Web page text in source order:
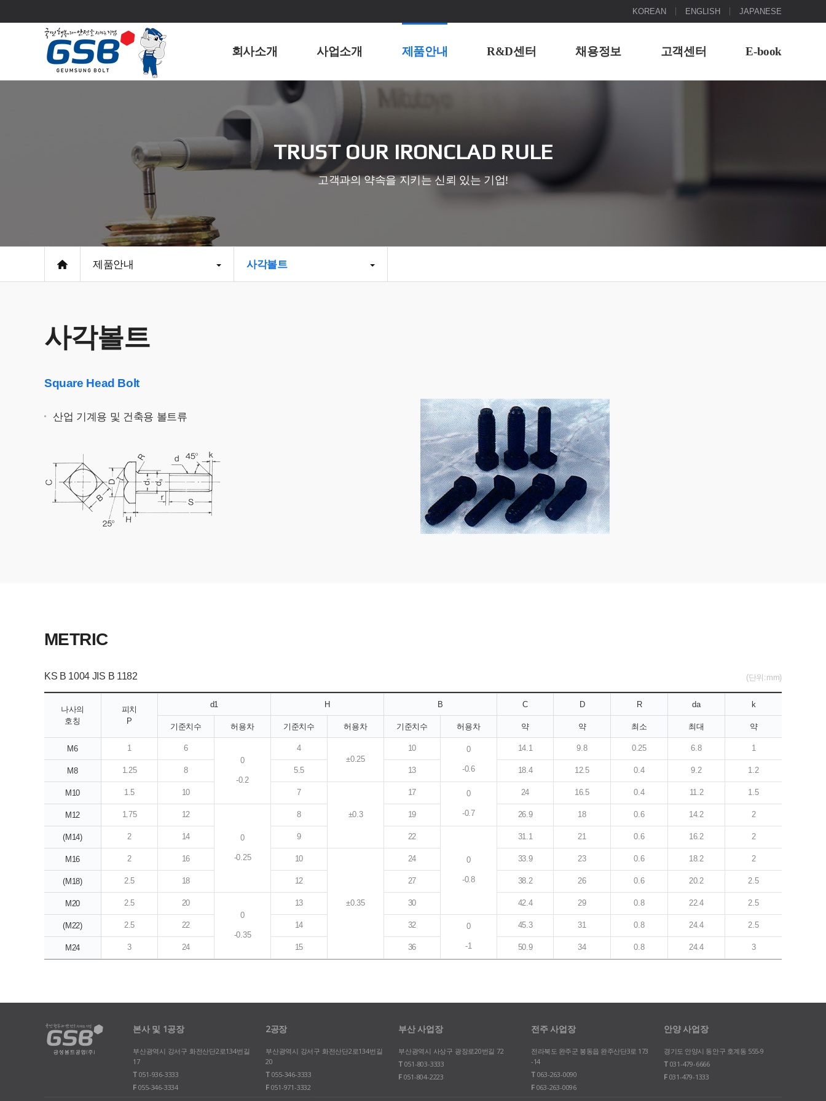
KOREAN ENGLISH JAPANESE
회사소개 사업소개 제품안내 R&D센터 채용정보 고객센터 E-book
TRUST OUR IRONCLAD RULE
고객과의 약속을 지키는 신뢰 있는 기업!
제품안내 사각볼트
사각볼트
Square Head Bolt
산업 기계용 및 건축용 볼트류
METRIC
KS B 1004 JIS B 1182 (단위:mm)
나사의
호칭
피치
P
d1 H B C D R da k
기준치수 허용차 기준치수 허용차 기준치수 허용차 약 약 최소 최대 약
M6 1
6
0
-0.2
4
±0.25
10 0
-0.6
14.1 9.8 0.25 6.8 1
M8 1.25 8 5.5 13 18.4 12.5 0.4 9.2 1.2
M10 1.5 10 7
±0.3
17 0
-0.7
24 16.5 0.4 11.2 1.5
M12 1.75 12
0
-0.25
8 19 26.9 18 0.6 14.2 2
(M14) 2 14 9 22
0
-0.8
31.1 21 0.6 16.2 2
M16 2 16 10
±0.35
24 33.9 23 0.6 18.2 2
(M18) 2.5 18 12 27 38.2 26 0.6 20.2 2.5
M20 2.5
20
0
-0.35
13 30 42.4 29 0.8 22.4 2.5
(M22) 2.5 22 14 32 0
-1
45.3 31 0.8 24.4 2.5
M24 3 24 15 36 50.9 34 0.8 24.4 3
본사 및 1공장
부산광역시 강서구 화전산단2로134번길
17
T051-936-3333
F055-346-3334
2공장
부산광역시 강서구 화전산단2로134번길
20
T055-346-3333
F051-971-3332
부산 사업장
부산광역시 사상구 광장로20번길 72
T051-803-3333
F051-804-2223
전주 사업장
전라북도 완주군 봉동읍 완주산단3로 173
-14
T063-263-0090
F063-263-0096
안양 사업장
경기도 안양시 동안구 호계동 555-9
T031-479-6666
F031-479-1333